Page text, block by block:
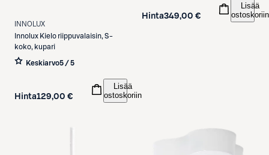
INNOLUX
Innolux Kielo riippuvalaisin, S-
koko, kupari
Keskiarvo5 / 5
Hinta129,00 €
Lisää
ostoskoriin
Hinta349,00 €
Lisää
ostoskoriin